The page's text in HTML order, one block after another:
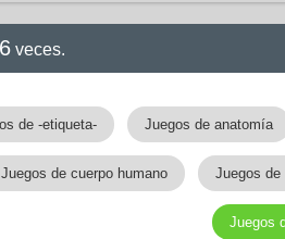
6 veces.
de -etiqueta- Juegos de anatomía
Juegos de cuerpo humano Juegos de
Juegos